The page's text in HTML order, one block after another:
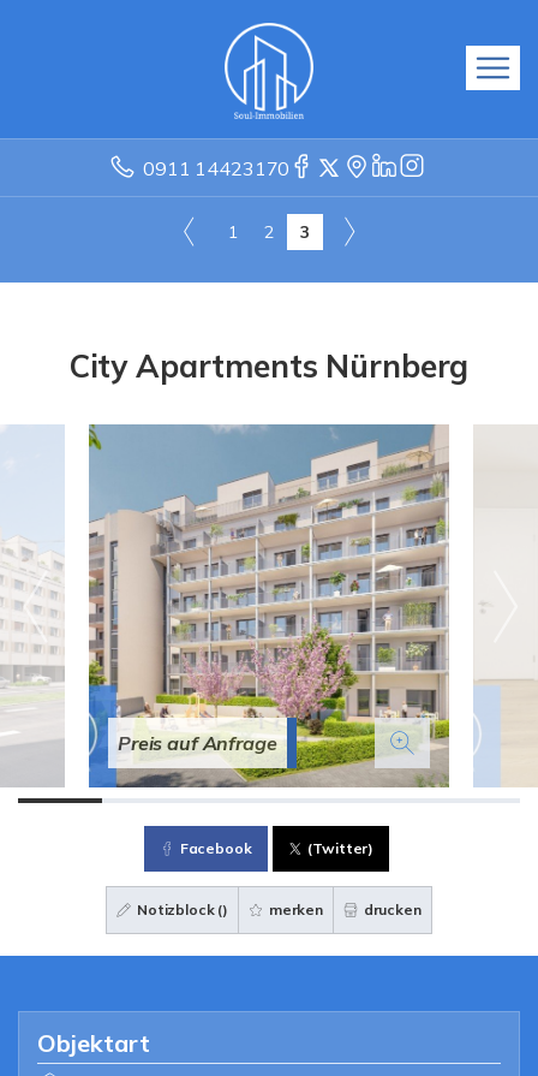
0911 14423170
1 2 3
City Apartments Nürnberg
Preis auf Anfrage
Facebook (Twitter)
Notizblock () merken drucken
Objektart